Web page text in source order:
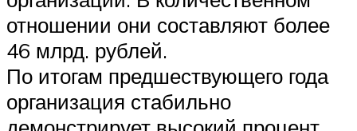
отношении они составляют более
46 млрд. рублей.
По итогам предшествующего года
организация стабильно